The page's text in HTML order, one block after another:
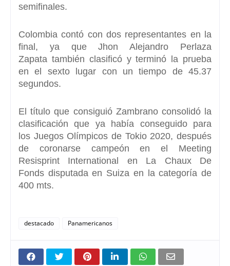
semifinales.
Colombia contó con dos representantes en la
final, ya queJhon Alejandro Perlaza
Zapata también clasificó y terminó la prueba
en el sexto lugar con un tiempo de 45.37
segundos.
El título que consiguió Zambrano consolidó la
clasificación que ya había conseguido para
los Juegos Olímpicos de Tokio 2020, después
de coronarse campeón en el Meeting
Resisprint International en La Chaux De
Fonds disputada en Suiza en la categoría de
400 mts.
destacado Panamericanos